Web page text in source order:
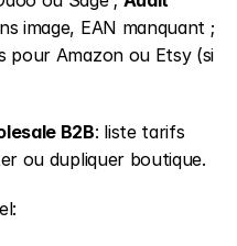
pour Amazon ou Etsy (si
B2B: liste tarifs
ou dupliquer boutique.